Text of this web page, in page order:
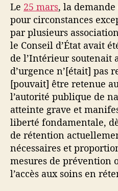
Le 25 mars, la
pour circonstances
par plusieurs
le Conseil d’État avait
de l’Intérieur soutenait
d’urgence n’[était] pas
[pouvait] être retenue
l’autorité publique de
atteinte grave et
liberté fondamentale,
de rétention
nécessaires et
mesures de prévention
l’accès aux soins en